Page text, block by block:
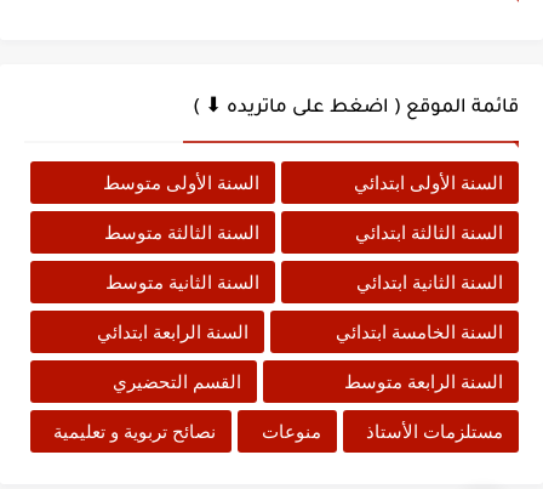
قائمة الموقع ( اضغط على ماتريده ⬇ )
السنة الأولى ابتدائي السنة الأولى متوسط
السنة الثالثة ابتدائي السنة الثالثة متوسط
السنة الثانية ابتدائي السنة الثانية متوسط
السنة الخامسة ابتدائي السنة الرابعة ابتدائي
السنة الرابعة متوسط القسم التحضيري
مستلزمات الأستاذ منوعات نصائح تربوية و تعليمية